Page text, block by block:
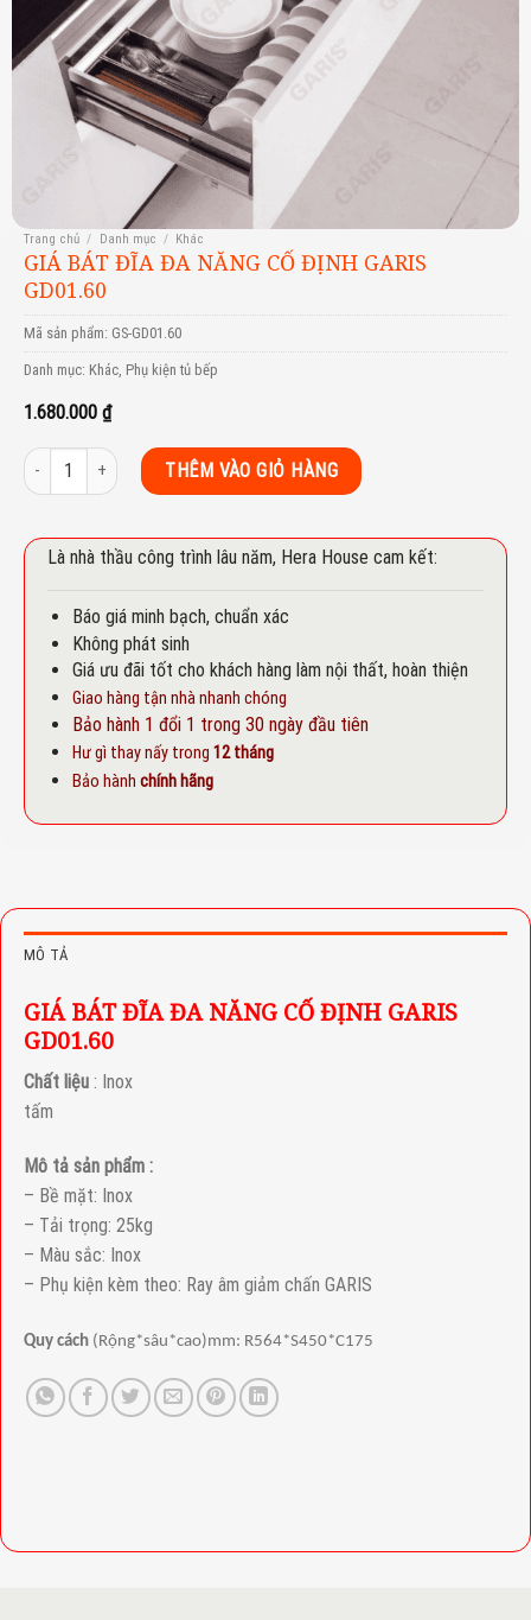
Trang chủ / Danh mục / Khác
GIÁ BÁT ĐĨA ĐA NĂNG CỐ ĐỊNH GARIS
GD01.60
Mã sản phẩm: GS-GD01.60
Danh mục: Khác Phụ kiện tủ bếp
1.680.000 ₫
GIÁ BÁT ĐĨA ĐA NĂNG CỐ ĐỊNH GARIS GD01.60 số lượng
THÊM VÀO GIỎ HÀNG
Là nhà thầu công trình lâu năm, Hera House cam kết:
Báo giá minh bạch, chuẩn xác
Không phát sinh
Giá ưu đãi tốt cho khách hàng làm nội thất, hoàn thiện
Giao hàng tận nhà nhanh chóng
Bảo hành 1 đổi 1 trong 30 ngày đầu tiên
Hư gì thay nấy trong 12 tháng
Bảo hành chính hãng
MÔ TẢ
GIÁ BÁT ĐĨA ĐA NĂNG CỐ ĐỊNH GARIS
GD01.60
Chất liệu : Inox
tấm
Mô tả sản phẩm :
– Bề mặt: Inox
– Tải trọng: 25kg
– Màu sắc: Inox
– Phụ kiện kèm theo: Ray âm giảm chấn GARIS
Quy cách (Rộng*sâu*cao)mm: R564*S450*C175